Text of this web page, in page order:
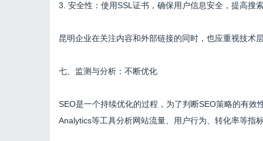
3. 安全性：使用SSL证书，确保用户信息安全，提高搜
昆明企业在关注内容和外部链接的同时，也应重视技术
七、监测与分析：不断优化
SEO是一个持续优化的过程，为了判断SEO策略的有
Analytics等工具分析网站流量、用户行为、转化率等指